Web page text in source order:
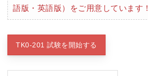
語版・英語版）をご用意しています！
TK0-201 試験を開始する